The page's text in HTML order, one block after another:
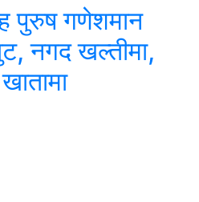
पुरुष गणेशमान
नगद खल्तीमा,